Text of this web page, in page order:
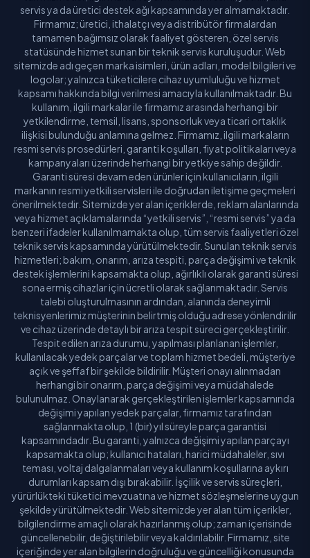
servis ya da üretici destek ağı kapsamında yer almamaktadır.
Firmamız; üretici, ithalatçı veya distribütör firmalardan
tamamen bağımsız olarak faaliyet gösteren, özel servis
statüsünde hizmet sunan bir teknik servis kuruluşudur. Web
sitemizde adı geçen marka isimleri, ürün adları, model bilgileri ve
logolar; yalnızca tüketicilere cihaz uyumluluğu ve hizmet
kapsamı hakkında bilgi verilmesi amacıyla kullanılmaktadır. Bu
kullanım, ilgili markalar ile firmamız arasında herhangi bir
yetkilendirme, temsil, lisans, sponsorluk veya ticari ortaklık
ilişkisi bulunduğu anlamına gelmez. Firmamız, ilgili markaların
resmi servis prosedürleri, garanti koşulları, fiyat politikaları veya
kampanyaları üzerinde herhangi bir yetkiye sahip değildir.
Garanti süresi devam eden ürünler için kullanıcıların, ilgili
markanın resmi yetkili servisleri ile doğrudan iletişime geçmeleri
önerilmektedir. Sitemizde yer alan içeriklerde, reklam alanlarında
veya hizmet açıklamalarında “yetkili servis”, “resmi servis” ya da
benzeri ifadeler kullanılmamakta olup, tüm servis faaliyetleri özel
teknik servis kapsamında yürütülmektedir. Sunulan teknik servis
hizmetleri; bakım, onarım, arıza tespiti, parça değişimi ve teknik
destek işlemlerini kapsamakta olup, ağırlıklı olarak garanti süresi
sona ermiş cihazlar için ücretli olarak sağlanmaktadır. Servis
talebi oluşturulmasının ardından, alanında deneyimli
teknisyenlerimiz müşterinin belirtmiş olduğu adrese yönlendirilir
ve cihaz üzerinde detaylı bir arıza tespit süreci gerçekleştirilir.
Tespit edilen arıza durumu, yapılması planlanan işlemler,
kullanılacak yedek parçalar ve toplam hizmet bedeli, müşteriye
açık ve şeffaf bir şekilde bildirilir. Müşteri onayı alınmadan
herhangi bir onarım, parça değişimi veya müdahalede
bulunulmaz. Onaylanarak gerçekleştirilen işlemler kapsamında
değişimi yapılan yedek parçalar, firmamız tarafından
sağlanmakta olup, 1 (bir) yıl süreyle parça garantisi
kapsamındadır. Bu garanti, yalnızca değişimi yapılan parçayı
kapsamakta olup; kullanıcı hataları, harici müdahaleler, sıvı
teması, voltaj dalgalanmaları veya kullanım koşullarına aykırı
durumları kapsam dışı bırakabilir. İşçilik ve servis süreçleri,
yürürlükteki tüketici mevzuatına ve hizmet sözleşmelerine uygun
şekilde yürütülmektedir. Web sitemizde yer alan tüm içerikler,
bilgilendirme amaçlı olarak hazırlanmış olup; zaman içerisinde
güncellenebilir, değiştirilebilir veya kaldırılabilir. Firmamız, site
içeriğinde yer alan bilgilerin doğruluğu ve güncelliği konusunda